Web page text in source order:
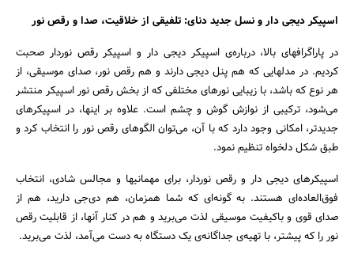
اسپیکر دیجی دار و نسل جدید دنای: تلفیقی از خلاقیت، صدا و رقص نور
در پاراگرافهای بالا، درباره‌ی اسپیکر دیجی دار و اسپیکر رقص نوردار صحبت
کردیم. در مدلهایی که هم پنل دیجی دارند و هم رقص نور، صدای موسیقی، از
هر نوع که باشد، با زیبایی نورهای مختلفی که از بخش رقص نور اسپیکر منتشر
می‌شود، ترکیبی از نوازش گوش و چشم است. علاوه بر اینها، در اسپیکرهای
جدیدتر، امکانی وجود دارد که با آن، می‌توان الگوهای رقص نور را انتخاب کرد و
طبق شکل دلخواه تنظیم نمود.
اسپیکرهای دیجی دار و رقص نوردار، برای مهمانیها و مجالس شادی، انتخاب
فوق‌العاده‌ای هستند. به گونه‌ای که شما همزمان، هم دی‌جی دارید، هم از
صدای قوی و باکیفیت موسیقی لذت می‌برید و هم در کنار آنها، از قابلیت رقص
نور را که پیشتر، با تهیه‌ی جداگانه‌ی یک دستگاه به دست می‌آمد، لذت می‌برید.